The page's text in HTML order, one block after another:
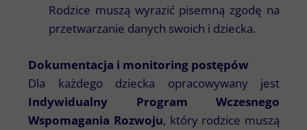
Rodzice muszą wyrazić pisemną zgodę na
przetwarzanie danych swoich i dziecka.
Dokumentacja i monitoring postępów
Dla każdego dziecka opracowywany jest
Indywidualny Program Wczesnego
Wspomagania Rozwoju, który rodzice muszą